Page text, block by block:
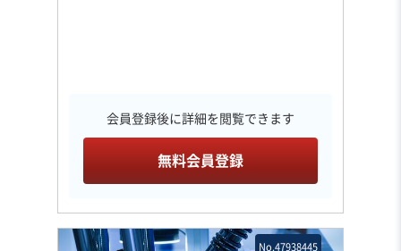
会員登録後に詳細を閲覧できます
無料会員登録
No.47938445